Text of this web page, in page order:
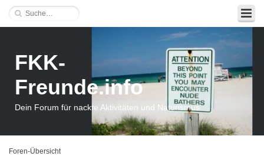
FKK-
Freunde.info
Dein Forum für nackte Aktivitäten und Naturismus
Foren-Übersicht